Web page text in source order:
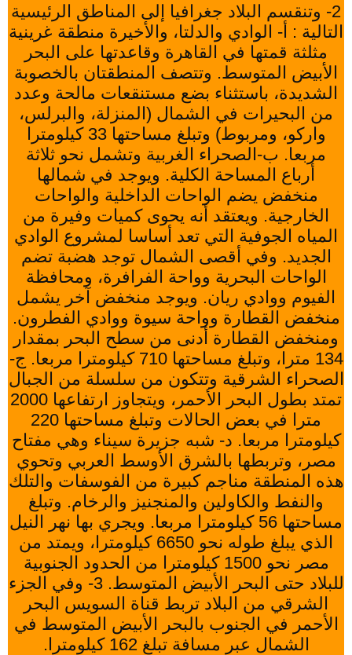
2- وتنقسم البلاد جغرافيا إلى المناطق الرئيسية
التالية : أ- الوادي والدلتا، والأخيرة منطقة غرينية
مثلثة قمتها في القاهرة وقاعدتها على البحر
الأبيض المتوسط. وتتصف المنطقتان بالخصوبة
الشديدة، باستثناء بضع مستنقعات مالحة وعدد
من البحيرات في الشمال (المنزلة، والبرلس،
واركو، ومربوط) وتبلغ مساحتها 33 كيلومترا
مربعا. ب-الصحراء الغربية وتشمل نحو ثلاثة
أرباع المساحة الكلية. ويوجد في شمالها
منخفض يضم الواحات الداخلية والواحات
الخارجية. ويعتقد أنه يحوى كميات وفيرة من
المياه الجوفية التي تعد أساسا لمشروع الوادي
الجديد. وفي أقصى الشمال توجد هضبة تضم
الواحات البحرية وواحة الفرافرة، ومحافظة
الفيوم ووادي ريان. ويوجد منخفض آخر يشمل
منخفض القطارة وواحة سيوة ووادي الفطرون.
ومنخفض القطارة أدنى من سطح البحر بمقدار
134 مترا، وتبلغ مساحتها 710 كيلومترا مربعا. ج-
الصحراء الشرقية وتتكون من سلسلة من الجبال
تمتد بطول البحر الأحمر، ويتجاوز ارتفاعها 2000
مترا في بعض الحالات وتبلغ مساحتها 220
كيلومترا مربعا. د- شبه جزيرة سيناء وهي مفتاح
مصر، وتربطها بالشرق الأوسط العربي وتحوي
هذه المنطقة مناجم كبيرة من الفوسفات والتلك
والنفط والكاولين والمنجنيز والرخام. وتبلغ
مساحتها 56 كيلومترا مربعا. ويجري بها نهر النيل
الذي يبلغ طوله نحو 6650 كيلومترا، ويمتد من
مصر نحو 1500 كيلومترا من الحدود الجنوبية
للبلاد حتى البحر الأبيض المتوسط. 3- وفي الجزء
الشرقي من البلاد تربط قناة السويس البحر
الأحمر في الجنوب بالبحر الأبيض المتوسط في
الشمال عبر مسافة تبلغ 162 كيلومترا.